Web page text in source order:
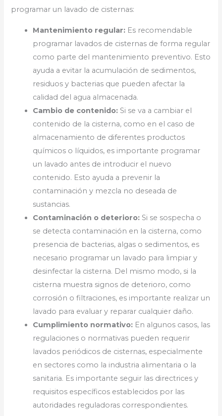
programar un lavado de cisternas:
Mantenimiento regular: Es recomendable
programar lavados de cisternas de forma regular
como parte del mantenimiento preventivo. Esto
ayuda a evitar la acumulación de sedimentos,
residuos y bacterias que pueden afectar la
calidad del agua almacenada.
Cambio de contenido: Si se va a cambiar el
contenido de la cisterna, como en el caso de
almacenamiento de diferentes productos
químicos o líquidos, es importante programar
un lavado antes de introducir el nuevo
contenido. Esto ayuda a prevenir la
contaminación y mezcla no deseada de
sustancias.
Contaminación o deterioro: Si se sospecha o
se detecta contaminación en la cisterna, como
presencia de bacterias, algas o sedimentos, es
necesario programar un lavado para limpiar y
desinfectar la cisterna. Del mismo modo, si la
cisterna muestra signos de deterioro, como
corrosión o filtraciones, es importante realizar un
lavado para evaluar y reparar cualquier daño.
Cumplimiento normativo: En algunos casos, las
regulaciones o normativas pueden requerir
lavados periódicos de cisternas, especialmente
en sectores como la industria alimentaria o la
sanitaria. Es importante seguir las directrices y
requisitos específicos establecidos por las
autoridades reguladoras correspondientes.